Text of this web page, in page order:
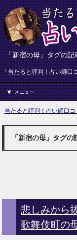
「新宿の母」タグの記
「当たると評判！占い師口
メニュー
当たると評判！占い師口コ
「新宿の母」タグの
悲しみから
歌舞伎町の